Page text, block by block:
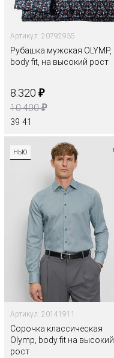
Артикул: 20792935
Рубашка мужская OLYMP,
body fit, на высокий рост
8.320 ₽
10.400₽
39 41
НЬЮ
Артикул: 20141911
Сорочка классическая
Olymp, body fit на высокий
рост